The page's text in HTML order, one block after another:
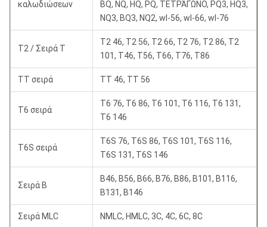
καλωδιώσεων
BQ, NQ, HQ, PQ, ΤΕΤΡΆΓΩΝΟ, PQ3, HQ3,
NQ3, BQ3, NQ2, wl-56, wl-66, wl-76
T2 / Σειρά Τ
T2 46, T2 56, T2 66, T2 76, T2 86, T2
101, T46, T56, T66, T76, T86
TT σειρά TT 46, TT 56
T6 σειρά
T6 76, T6 86, T6 101, T6 116, T6 131,
T6 146
T6S σειρά
T6S 76, T6S 86, T6S 101, T6S 116,
T6S 131, T6S 146
Σειρά Β
B46, B56, B66, B76, B86, B101, B116,
B131, B146
Σειρά MLC NMLC, HMLC, 3C, 4C, 6C, 8C